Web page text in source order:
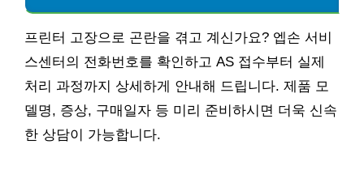
프린터 고장으로 곤란을 겪고 계신가요? 엡손 서비
스센터의 전화번호를 확인하고 AS 접수부터 실제
처리 과정까지 상세하게 안내해 드립니다. 제품 모
델명, 증상, 구매일자 등 미리 준비하시면 더욱 신속
한 상담이 가능합니다.